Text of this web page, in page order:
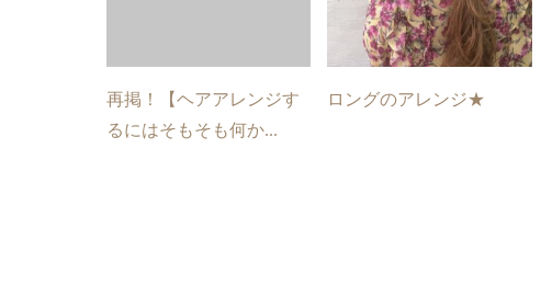
再掲！【ヘアアレンジす
るにはそもそも何か...
ロングのアレンジ★